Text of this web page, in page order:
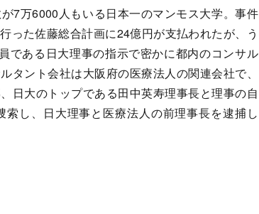
7万6000人もいる日本一のマンモス大学。事件
った佐藤総合計画に24億円が支払われたが、う
である日大理事の指示で密かに都内のコンサル
タント会社は大阪府の医療法人の関連会社で、
日大のトップである田中英寿理事長と理事の自
し、日大理事と医療法人の前理事長を逮捕し